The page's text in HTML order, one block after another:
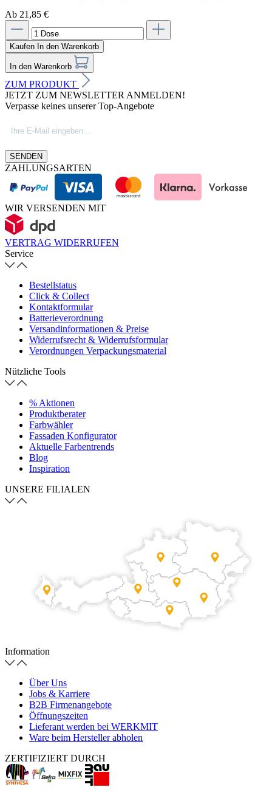
Ab 21,85 €
Kaufen In den Warenkorb
In den Warenkorb
ZUM PRODUKT
JETZT ZUM NEWSLETTER ANMELDEN!
Verpasse keines unserer Top-Angebote
SENDEN
ZAHLUNGSARTEN
WIR VERSENDEN MIT
VERTRAG WIDERRUFEN
Service
Bestellstatus
Click & Collect
Kontaktformular
Batterieverordnung
Versandinformationen & Preise
Widerrufsrecht & Widerrufsformular
Verordnungen Verpackungsmaterial
Nützliche Tools
% Aktionen
Produktberater
Farbwähler
Fassaden Konfigurator
Aktuelle Farbentrends
Blog
Inspiration
UNSERE FILIALEN
Information
Über Uns
Jobs & Karriere
B2B Firmenangebote
Öffnungszeiten
Lieferant werden bei WERKMIT
Ware beim Hersteller abholen
ZERTIFIZIERT DURCH